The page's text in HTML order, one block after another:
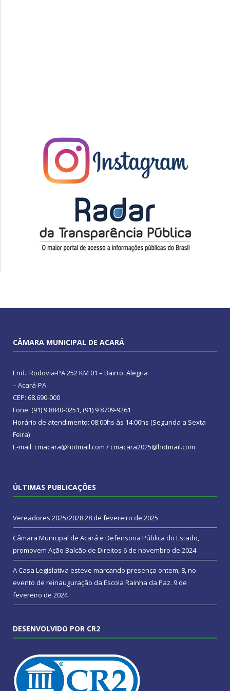
CÂMARA MUNICIPAL DE ACARÁ
End.: Rodovia-PA 252 KM 01 – Bairro: Alegria
– Acará-PA
CEP: 68.690-000
Fone: (91) 9 8840-0251, (91) 9 8709-9261
Horário de atendimento: 08:00hs às 14:00hs (Segunda a Sexta
Feira)
E-mail: cmacara@hotmail.com / cmacara2025@hotmail.com
ÚLTIMAS PUBLICAÇÕES
Vereadores 2025/202828 de fevereiro de 2025
Câmara Municipal de Acará e Defensoria Pública do Estado,
promovem Ação Balcão de Direitos 6 de novembro de 2024
A Casa Legislativa esteve marcando presença ontem, 8, no
evento de reinauguração da Escola Rainha da Paz. 9 de
fevereiro de 2024
DESENVOLVIDO POR CR2